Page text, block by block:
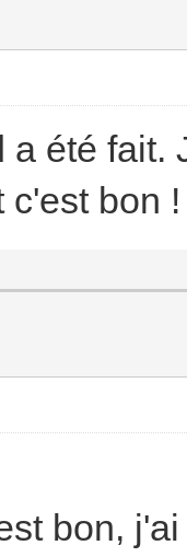
a été fait.
c'est bon !
bon,